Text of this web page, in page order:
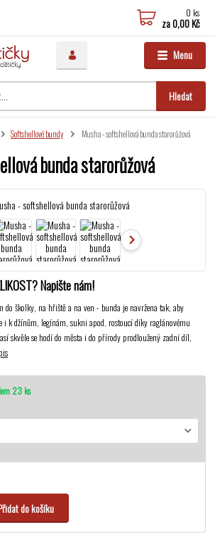
Menu
Hledat
0 ks
za0,00 Kč
Softshellové bundy Musha - softshellová bunda starorůžová
bunda starorůžová
Napište nám!
do školky, na hřiště a na ven - bunda je navržena tak, aby
i k džínům, legínám, sukni apod. rostoucí díky raglánovému
skvěle se hodí do města i do přírody prodloužený zadní díl,
23 ks
do košíku